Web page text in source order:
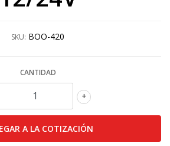
SKU: BOO-420
CANTIDAD
+